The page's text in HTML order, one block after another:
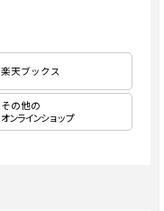
楽天ブックス
その他の
オンラインショップ